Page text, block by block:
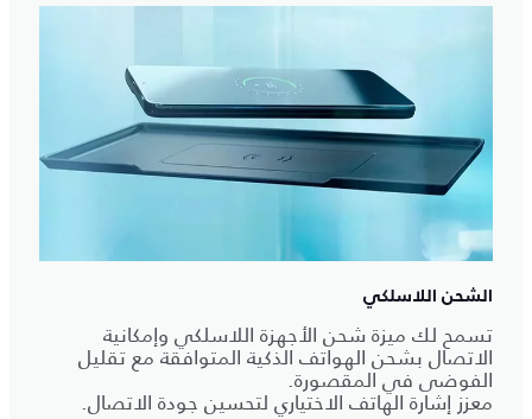
الشحن اللاسلكي
تسمح لك ميزة شحن الأجهزة اللاسلكي وإمكانية
الاتصال بشحن الهواتف الذكية المتوافقة مع تقليل
الفوضى في المقصورة.
معزز إشارة الهاتف الاختياري لتحسين جودة الاتصال.